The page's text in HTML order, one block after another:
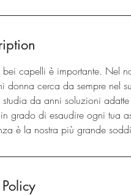
bei capelli è importante. Nel
donna cerca da sempre nel
studia da anni soluzioni
grado di esaudire ogni tua
è la nostra più grande